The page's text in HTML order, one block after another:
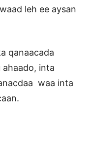
leh ee aysan
qanaacada
inta
waa inta